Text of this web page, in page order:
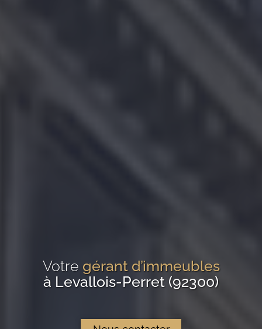
Votre gérant d’immeubles
à Levallois-Perret (92300)